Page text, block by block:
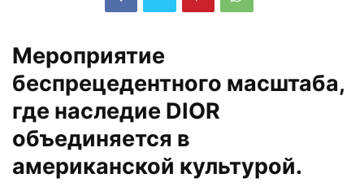
Мероприятие
беспрецедентного масштаба,
где наследие DIOR
объединяется в
американской культурой.